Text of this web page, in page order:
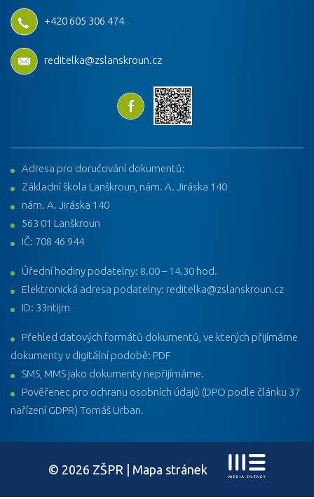
+420 605 306 474
reditelka@zslanskroun.cz
Adresa pro doručování dokumentů:
Základní škola Lanškroun, nám. A. Jiráska 140
nám. A. Jiráska 140
563 01 Lanškroun
IČ: 708 46 944
Úřední hodiny podatelny: 8.00 – 14.30 hod.
Elektronická adresa podatelny: reditelka@zslanskroun.cz
ID: 33ntijm
Přehled datových formátů dokumentů, ve kterých přijímáme
dokumenty v digitální podobě: PDF
SMS, MMS jako dokumenty nepřijímáme.
Pověřenec pro ochranu osobních údajů (DPO podle článku 37
nařízení GDPR) Tomáš Urban.
© 2026 ZŠPR | Mapa stránek